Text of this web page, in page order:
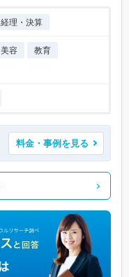
経理・決算
美容
教育
料金・事例を見る